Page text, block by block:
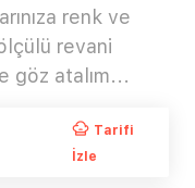
renk ve
revani
göz atalım...
Tarifi
İzle